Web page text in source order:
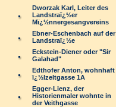
Dworzak Karl, Leiter des
Landstraï¿½er
Mï¿½nnergesangvereins
Ebner-Eschenbach auf der
Landstraï¿½e
Eckstein-Diener oder "Sir
Galahad"
Edthofer Anton, wohnhaft
ï¿½lzeltgasse 1A
Egger-Lienz, der
Historienmaler wohnte in
der Veithgasse